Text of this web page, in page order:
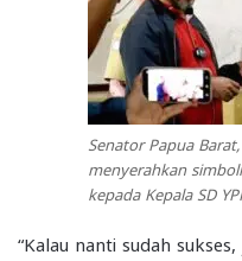
Senator Papua
menyerahkan
kepada Kepala SD
“Kalau nanti sudah